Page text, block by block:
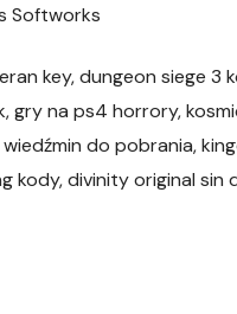
Softworks
key, dungeon siege 3
gry na ps4 horrory,
do pobrania,
kody, divinity original sin